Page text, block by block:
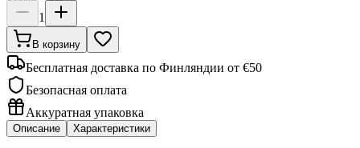
1
В корзину
Бесплатная доставка по Финляндии от €50
Безопасная оплата
Аккуратная упаковка
Описание Характеристики